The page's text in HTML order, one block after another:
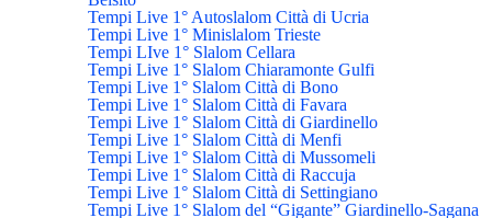
Tempi Live 1° Autoslalom Città di Ucria
Tempi Live 1° Minislalom Trieste
Tempi LIve 1° Slalom Cellara
Tempi Live 1° Slalom Chiaramonte Gulfi
Tempi Live 1° Slalom Città di Bono
Tempi Live 1° Slalom Città di Favara
Tempi Live 1° Slalom Città di Giardinello
Tempi Live 1° Slalom Città di Menfi
Tempi Live 1° Slalom Città di Mussomeli
Tempi Live 1° Slalom Città di Raccuja
Tempi Live 1° Slalom Città di Settingiano
Tempi Live 1° Slalom del “Gigante” Giardinello-Sagana